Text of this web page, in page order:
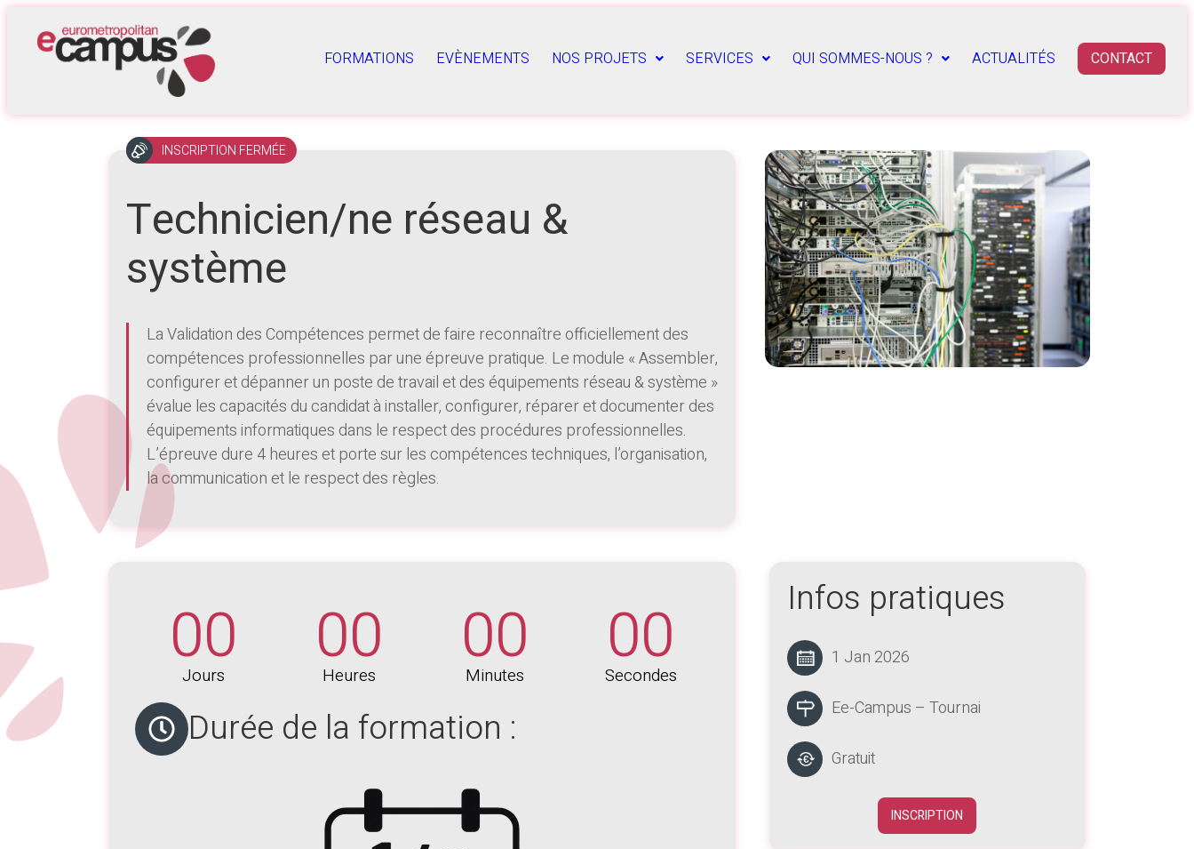
FORMATIONS EVÈNEMENTS NOS PROJETS SERVICES QUI SOMMES-NOUS ? ACTUALITÉS CONTACT
INSCRIPTION FERMÉE
Technicien/ne réseau &
système
La Validation des Compétences permet de faire reconnaître officiellement des
compétences professionnelles par une épreuve pratique. Le module « Assembler,
configurer et dépanner un poste de travail et des équipements réseau & système »
évalue les capacités du candidat à installer, configurer, réparer et documenter des
équipements informatiques dans le respect des procédures professionnelles.
L’épreuve dure 4 heures et porte sur les compétences techniques, l’organisation,
la communication et le respect des règles.
00
Jours 00
Heures 00
Minutes 00
Secondes
Durée de la formation :
Infos pratiques
1 Jan 2026
Ee-Campus – Tournai
Gratuit
INSCRIPTION